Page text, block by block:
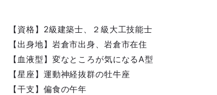
【資格】2級建築士、２級大工技能士
【出身地】岩倉市出身、岩倉市在住
【血液型】変なところが気になるA型
【星座】運動神経抜群の牡牛座
【干支】偏食の午年